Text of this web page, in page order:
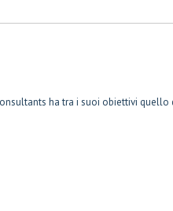
ha tra i suoi obiettivi